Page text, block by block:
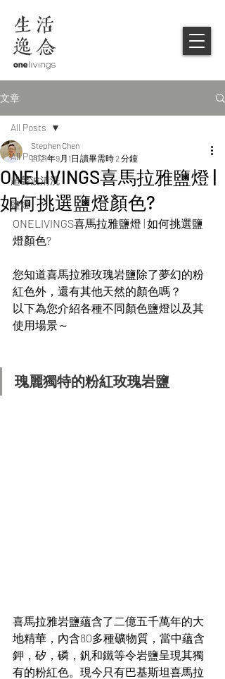
文章
All Posts
超聲波清洗
鹽燈
All Posts
ONELIVINGS喜馬拉雅鹽燈 |
如何挑選鹽燈顏色?
Stephen Chen
2021年9月1日 讀畢需時 2 分鐘
ONELIVINGS喜馬拉雅鹽燈 | 如何挑選鹽
燈顏色?
您知道喜馬拉雅玫瑰岩鹽除了夢幻的粉
紅色外，還有其他天然的顏色嗎？
以下為您介紹各種不同顏色鹽燈以及其
使用場景～
瑰麗獨特的粉紅玫瑰岩鹽
喜馬拉雅岩鹽蘊含了二億五千萬年的大
地精華，內含80多種礦物質，當中蘊含
鉀，矽，磷，釩和鐵等令岩鹽呈現其獨
有的粉紅色。現今只有巴基斯坦喜馬拉